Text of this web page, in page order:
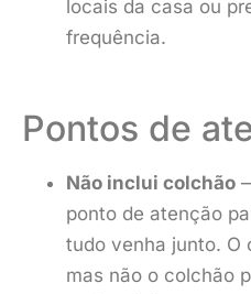
locais da casa ou
frequência.
Pontos de
Não inclui colchão
ponto de atenção
tudo venha junto. O
mas não o colchão